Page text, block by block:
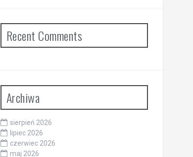
Recent Comments
Archiwa
sierpień 2026
lipiec 2026
czerwiec 2026
maj 2026